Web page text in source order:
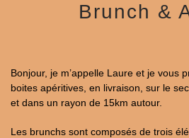
Brunch &
Bonjour, je m’appelle Laure et je vous
boites apéritives, en livraison, sur le
et dans un rayon de 15km autour.
Les brunchs sont composés de trois